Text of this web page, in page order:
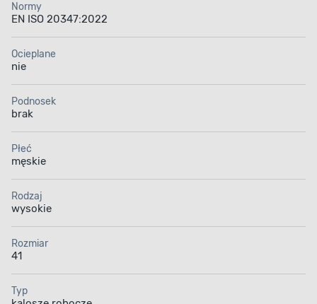
Normy
EN ISO 20347:2022
Ocieplane
nie
Podnosek
brak
Płeć
męskie
Rodzaj
wysokie
Rozmiar
41
Typ